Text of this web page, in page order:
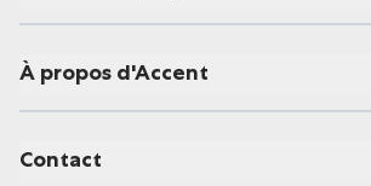
À propos d'Accent
Contact